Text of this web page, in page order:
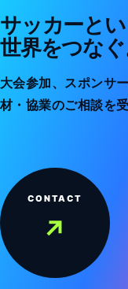
サッカーとい
世界をつなぐ
大会参加、スポンサ
材・協業のご相談を
CONTACT
↗